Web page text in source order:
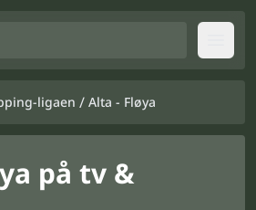
ligaen / Alta - Fløya
på tv &